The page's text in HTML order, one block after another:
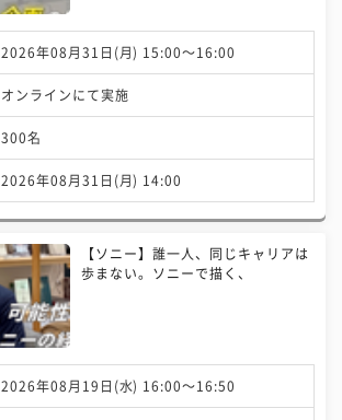
2026年08月31日(月) 15:00〜16:00
オンラインにて実施
300名
2026年08月31日(月) 14:00
【ソニー】誰一人、同じキャリアは
歩まない。ソニーで描く、
2026年08月19日(水) 16:00〜16:50